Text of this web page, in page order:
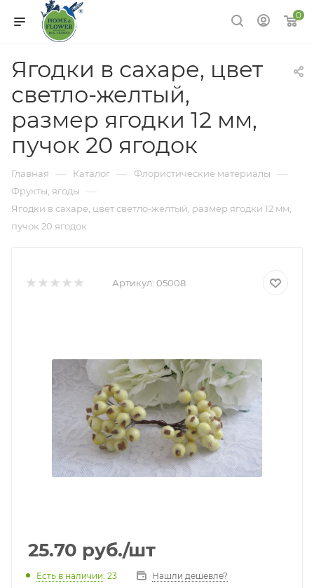
0
Ягодки в сахаре, цвет
светло-желтый,
размер ягодки 12 мм,
пучок 20 ягодок
Главная — Каталог — Флористические материалы —
Фрукты, ягоды —
Ягодки в сахаре, цвет светло-желтый, размер ягодки 12 мм,
пучок 20 ягодок
Артикул: 05008
25.70 руб./шт
Есть в наличии: 23 Нашли дешевле?